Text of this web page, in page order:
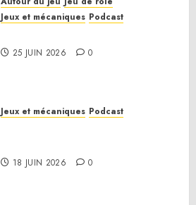
Jeux et mécaniques Podcast
25 JUIN 2026 0
Jeux et mécaniques Podcast
18 JUIN 2026 0